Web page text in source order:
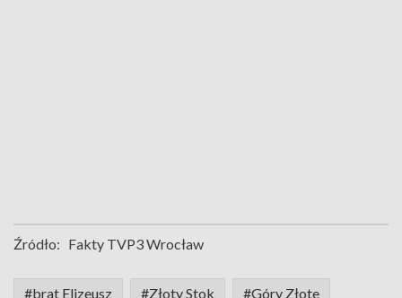
Źródło: Fakty TVP3 Wrocław
#brat Elizeusz #Złoty Stok #Góry Złote